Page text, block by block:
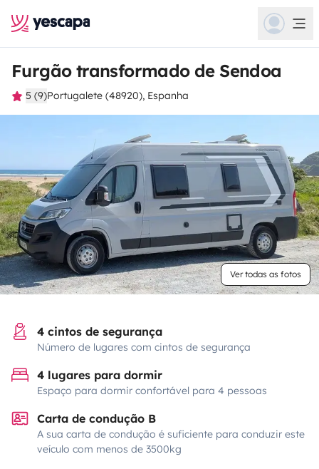
Furgão transformado de Sendoa
5 (9)Portugalete (48920), Espanha
Ver todas as fotos
4 cintos de segurança
Número de lugares com cintos de segurança
4 lugares para dormir
Espaço para dormir confortável para 4 pessoas
Carta de condução B
A sua carta de condução é suficiente para conduzir este
veículo com menos de 3500kg